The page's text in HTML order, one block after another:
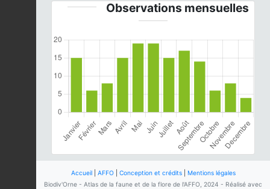
Observations mensuelles
Accueil| AFFO| Conception et crédits| Mentions légales
Biodiv'Orne - Atlas de la faune et de la flore de l'AFFO, 2024 - Réalisé avec